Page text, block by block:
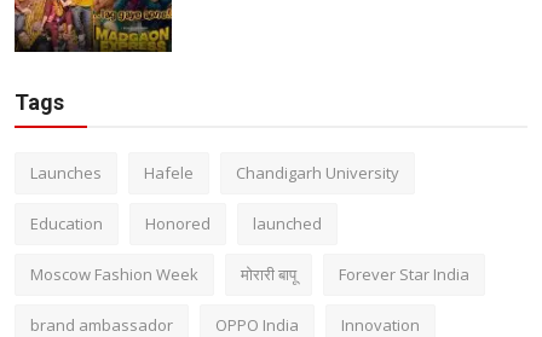
Tags
Launches Hafele Chandigarh University
Education Honored launched
Moscow Fashion Week मोरारी बापू Forever Star India
brand ambassador OPPO India Innovation